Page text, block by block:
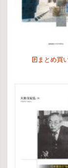
まとめ買